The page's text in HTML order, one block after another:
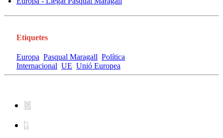
Etiquetes
Europa Pasqual Maragall Política
Internacional UE Unió Europea